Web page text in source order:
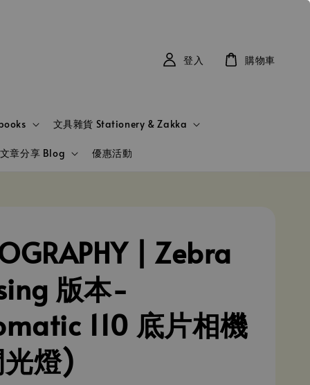
文具雜貨 Stationery & Zakka
文章分享 Blog 優惠活動
登入 購物車
| Zebra
版本-
110 底片相機
燈)